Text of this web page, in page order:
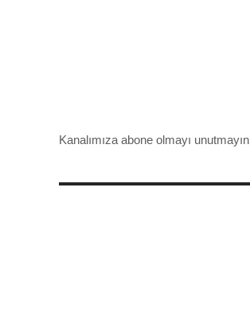
Kanalımıza abone olmayı unutmayın